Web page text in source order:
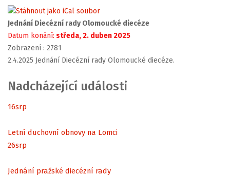
Jednání Diecézní rady Olomoucké diecéze
Datum konání: středa, 2. duben 2025
Zobrazení : 2781
2.4.2025 Jednání Diecézní rady Olomoucké diecéze.
Nadcházející události
16srp
Letní duchovní obnovy na Lomci
26srp
Jednání pražské diecézní rady